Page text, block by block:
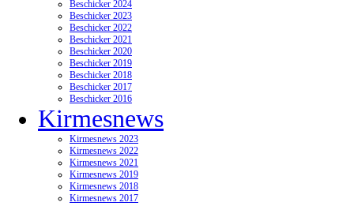
Beschicker 2024
Beschicker 2023
Beschicker 2022
Beschicker 2021
Beschicker 2020
Beschicker 2019
Beschicker 2018
Beschicker 2017
Beschicker 2016
Kirmesnews
Kirmesnews 2023
Kirmesnews 2022
Kirmesnews 2021
Kirmesnews 2019
Kirmesnews 2018
Kirmesnews 2017